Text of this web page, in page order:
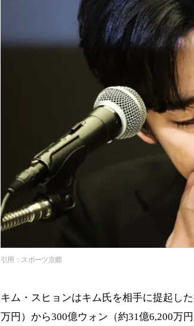
引用：スポーツ京郷
キム・スヒョンはキム氏を相手に提起し
万円）から300億ウォン（約31億6,200万